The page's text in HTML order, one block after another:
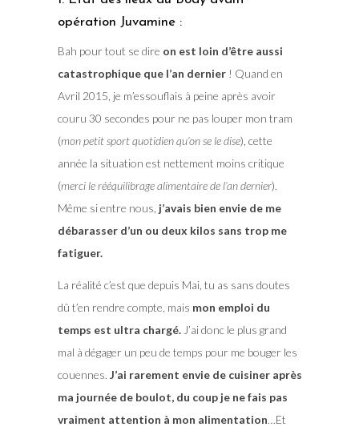
opération Juvamine :
Bah pour tout se dire on est loin d’être aussi
catastrophique que l’an dernier! Quand en
Avril 2015, je m’essouflais à peine après avoir
couru 30 secondes pour ne pas louper mon tram
(mon petit sport quotidien qu’on se le dise), cette
année la situation est nettement moins critique
(merci le rééquilibrage alimentaire de l’an dernier).
Même si entre nous, j’avais bien envie de me
débarasser d’un ou deux kilos sans trop me
fatiguer.
La réalité c’est que depuis Mai, tu as sans doutes
dû t’en rendre compte, mais mon emploi du
temps est ultra chargé.J’ai donc le plus grand
mal à dégager un peu de temps pour me bouger les
couennes. J’ai rarement envie de cuisiner après
ma journée de boulot, du coup je ne fais pas
vraiment attention à mon alimentation…Et